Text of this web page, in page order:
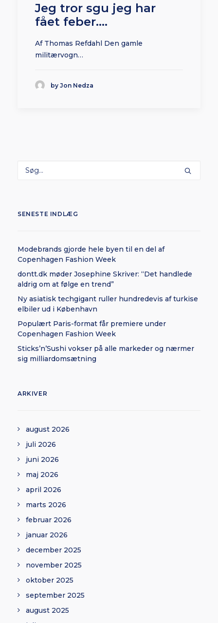
Jeg tror sgu jeg har
fået feber....
Af Thomas Refdahl Den gamle
militærvogn…
by Jon Nedza
SENESTE INDLÆG
Modebrands gjorde hele byen til en del af
Copenhagen Fashion Week
dontt.dk møder Josephine Skriver: “Det handlede
aldrig om at følge en trend”
Ny asiatisk techgigant ruller hundredevis af turkise
elbiler ud i København
Populært Paris-format får premiere under
Copenhagen Fashion Week
Sticks’n’Sushi vokser på alle markeder og nærmer
sig milliardomsætning
ARKIVER
august 2026
juli 2026
juni 2026
maj 2026
april 2026
marts 2026
februar 2026
januar 2026
december 2025
november 2025
oktober 2025
september 2025
august 2025